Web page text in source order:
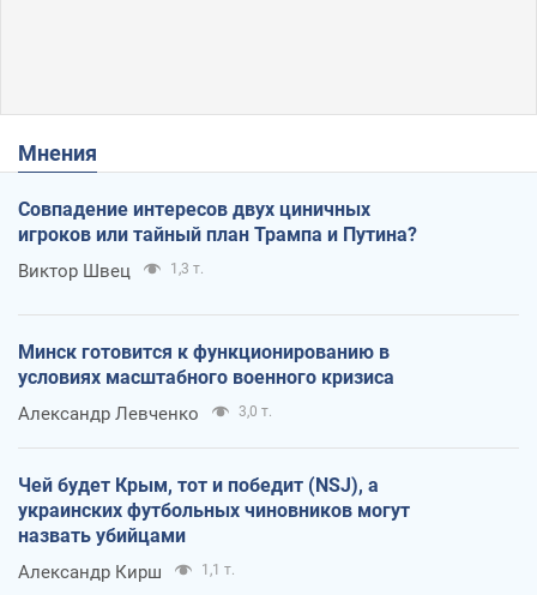
Мнения
Совпадение интересов двух циничных
игроков или тайный план Трампа и Путина?
Виктор Швец 1,3 т.
Минск готовится к функционированию в
условиях масштабного военного кризиса
Александр Левченко 3,0 т.
Чей будет Крым, тот и победит (NSJ), а
украинских футбольных чиновников могут
назвать убийцами
Александр Кирш 1,1 т.